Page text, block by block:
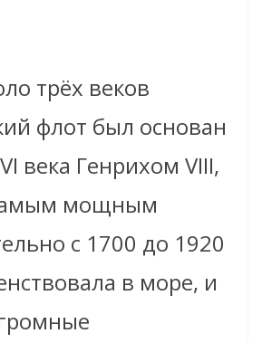
трёх веков
флот был основан
века Генрихом VIII,
мощным
с 1700 до 1920
в море, и